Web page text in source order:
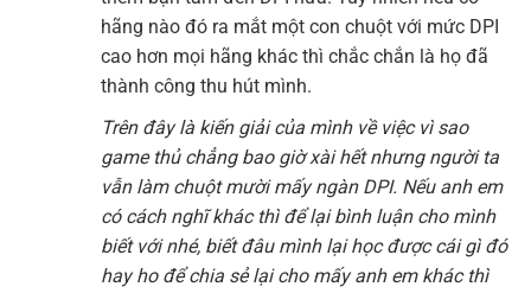
hãng nào đó ra mắt một con chuột với mức DPI
cao hơn mọi hãng khác thì chắc chắn là họ đã
thành công thu hút mình.
Trên đây là kiến giải của mình về việc vì sao
game thủ chẳng bao giờ xài hết nhưng người ta
vẫn làm chuột mười mấy ngàn DPI. Nếu anh em
có cách nghĩ khác thì để lại bình luận cho mình
biết với nhé, biết đâu mình lại học được cái gì đó
hay ho để chia sẻ lại cho mấy anh em khác thì